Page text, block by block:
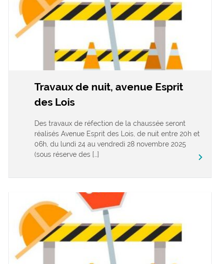
Travaux de nuit, avenue Esprit
des Lois
Des travaux de réfection de la chaussée seront
réalisés Avenue Esprit des Lois, de nuit entre 20h et
06h, du lundi 24 au vendredi 28 novembre 2025
(sous réserve des […]
keyboard_arrow_right